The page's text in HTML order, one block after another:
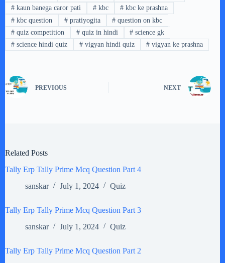
#kaun banega caror pati #kbc # kbc ke prashna
#kbc question #pratiyogita # question on kbc
#quiz competition #quiz in hindi # science gk
#science hindi quiz #vigyan hindi quiz # vigyan ke prashna
PREVIOUS NEXT
Related Posts
Tally Erp Tally Prime Mcq Question Part 4
sanskar
July 1, 2024 Quiz
Tally Erp Tally Prime Mcq Question Part 3
sanskar
July 1, 2024 Quiz
Tally Erp Tally Prime Mcq Question Part 2